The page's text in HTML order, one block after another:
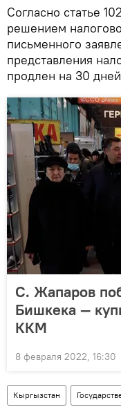
Согласно статье
решением
письменного
представления
продлен на 30
С. Жапаров
Бишкека —
ККМ
8 февраля 2022, 16:30
Кыргызстан